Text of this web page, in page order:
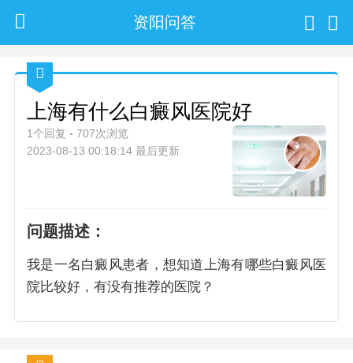
资阳问答
上海有什么白癜风医院好
1个回复
707次浏览
2023-08-13 00:18:14 最后更新
问题描述：
我是一名白癜风患者，想知道上海有哪些白癜风医
院比较好，有没有推荐的医院？